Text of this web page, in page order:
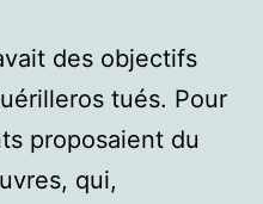
des objectifs
tués. Pour
proposaient du
qui,